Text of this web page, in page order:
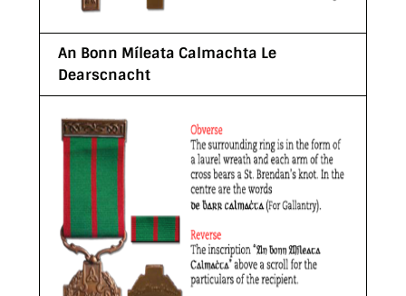
An Bonn Míleata Calmachta Le
Dearscnacht